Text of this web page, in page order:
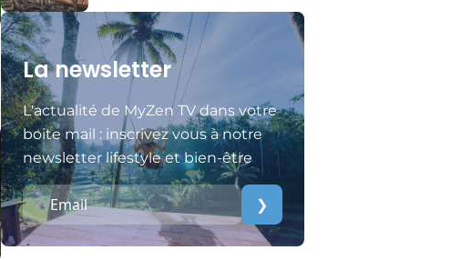
La newsletter
L'actualité de MyZen TV dans votre
boite mail : inscrivez vous à notre
newsletter lifestyle et bien-être
❯